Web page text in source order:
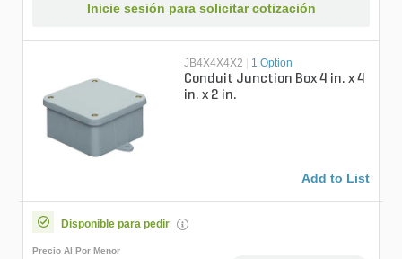
Inicie sesión para solicitar cotización
JB4X4X4X2 1 Option
Conduit Junction Box 4 in. x 4
in. x 2 in.
Add to List
Disponible para pedir
Precio Al Por Menor